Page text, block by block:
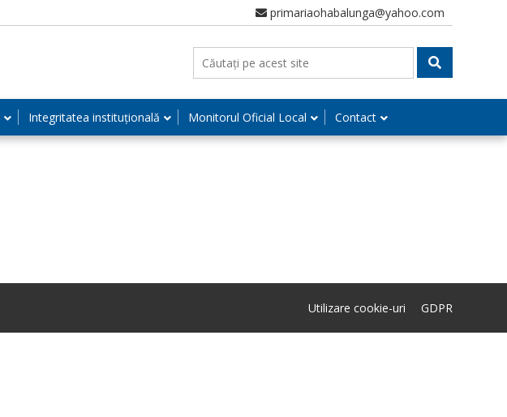
primariaohabalunga@yahoo.com
Integritatea instituțională Monitorul Oficial Local Contact
Utilizare cookie-uri GDPR